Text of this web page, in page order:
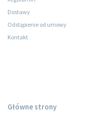
Dostawy
Odstąpienie od umowy
Kontakt
Główne strony